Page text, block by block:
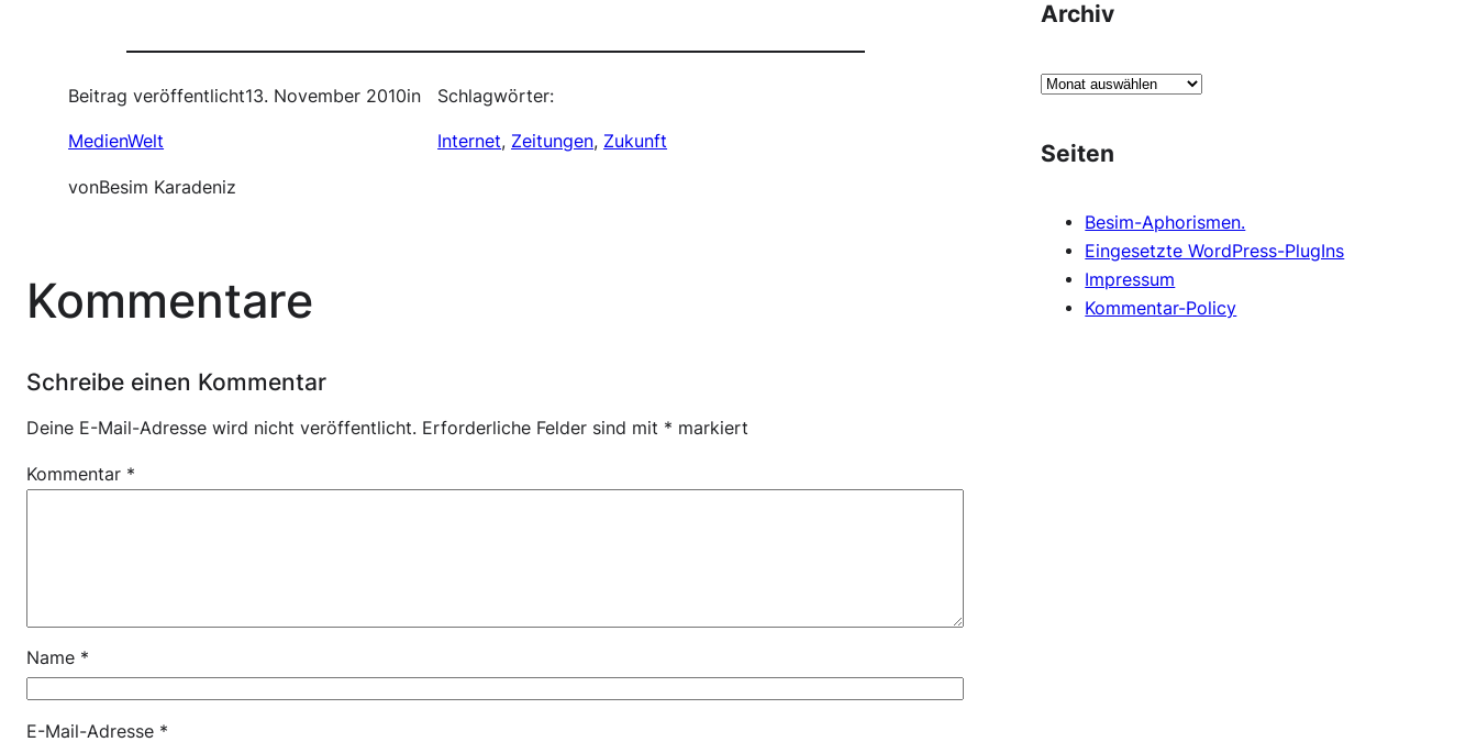
Beitrag veröffentlicht13. November 2010in
MedienWelt
vonBesim Karadeniz
Schlagwörter:
Internet, Zeitungen, Zukunft
Kommentare
Schreibe einen Kommentar
Deine E-Mail-Adresse wird nicht veröffentlicht. Erforderliche Felder sind mit * markiert
Kommentar *
Name *
E-Mail-Adresse *
Archiv
A
h
Seiten
Besim-Aphorismen.
Eingesetzte WordPress-PlugIns
Impressum
Kommentar-Policy